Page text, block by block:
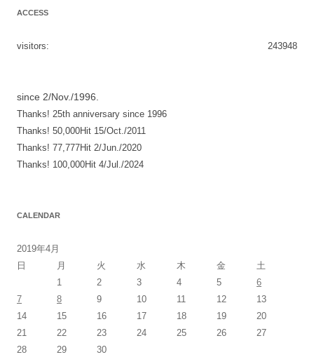
ョ
ン
ACCESS
243948
visitors:
since 2/Nov./1996.
Thanks! 25th anniversary since 1996
Thanks! 50,000Hit 15/Oct./2011
Thanks! 77,777Hit 2/Jun./2020
Thanks! 100,000Hit 4/Jul./2024
CALENDAR
2019年4月
日
月 火 水 木 金
土
1
2 3 4 5
6
7
8 9 10 11 12
13
14
15 16 17 18 19
20
21
22 23 24 25 26
27
28
29
30